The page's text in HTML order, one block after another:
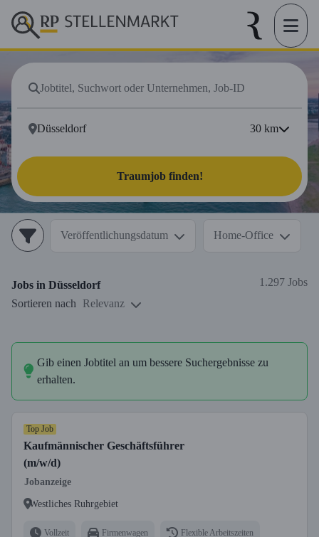
30 km
Traumjob finden!
Veröffentlichungsdatum Home-Office
Jobs in Düsseldorf
1.297 Jobs
Sortieren nach
Relevanz
Gib einen Jobtitel an um bessere Suchergebnisse zu
erhalten.
Top Job
Kaufmännischer Geschäftsführer
(m/w/d)
Jobanzeige
Westliches Ruhrgebiet
Vollzeit Firmenwagen Flexible Arbeitszeiten